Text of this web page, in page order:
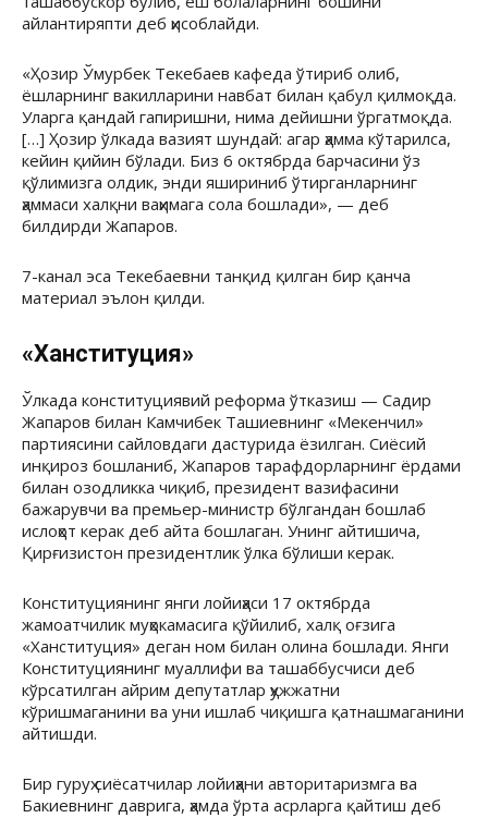
айлантиряпти деб ҳисоблайди.
«Ҳозир Ўмурбек Текебаев кафеда ўтириб олиб,
ёшларнинг вакилларини навбат билан қабул қилмоқда.
Уларга қандай гапиришни, нима дейишни ўргатмоқда.
[…] Ҳозир ўлкада вазият шундай: агар ҳамма кўтарилса,
кейин қийин бўлади. Биз 6 октябрда барчасини ўз
қўлимизга олдик, энди яшириниб ўтирганларнинг
ҳаммаси халқни ваҳимага сола бошлади», — деб
билдирди Жапаров.
7-канал эса Текебаевни танқид қилган бир қанча
материал эълон қилди.
«Ханституция»
Ўлкада конституциявий реформа ўтказиш — Садир
Жапаров билан Камчибек Ташиевнинг «Мекенчил»
партиясини сайловдаги дастурида ёзилган. Сиёсий
инқироз бошланиб, Жапаров тарафдорларнинг ёрдами
билан озодликка чиқиб, президент вазифасини
бажарувчи ва премьер-министр бўлгандан бошлаб
ислоҳот керак деб айта бошлаган. Унинг айтишича,
Қирғизистон президентлик ўлка бўлиши керак.
Конституциянинг янги лойиҳаси 17 октябрда
жамоатчилик муҳокамасига қўйилиб, халқ оғзига
«Ханституция» деган ном билан олина бошлади. Янги
Конституциянинг муаллифи ва ташаббусчиси деб
кўрсатилган айрим депутатлар ҳужжатни
кўришмаганини ва уни ишлаб чиқишга қатнашмаганини
айтишди.
Бир гуруҳ сиёсатчилар лойиҳани авторитаризмга ва
Бакиевнинг даврига, ҳамда ўрта асрларга қайтиш деб